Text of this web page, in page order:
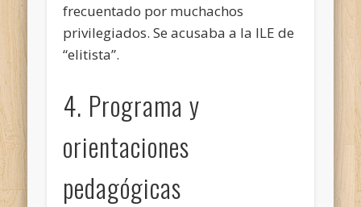
frecuentado por muchachos
privilegiados. Se acusaba a la ILE de
“elitista”.
4. Programa y
orientaciones
pedagógicas